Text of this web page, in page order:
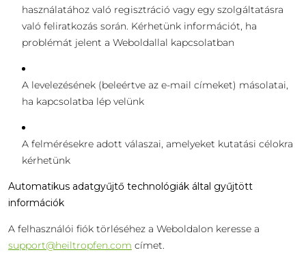
használatához való regisztráció vagy egy szolgáltatásra
való feliratkozás során. Kérhetünk információt, ha
problémát jelent a Weboldallal kapcsolatban
A levelezésének (beleértve az e-mail címeket) másolatai,
ha kapcsolatba lép velünk
A felmérésekre adott válaszai, amelyeket kutatási célokra
kérhetünk
Automatikus adatgyűjtő technológiák által gyűjtött
információk
A felhasználói fiók törléséhez a Weboldalon keresse a
support@heiltropfen.com címet.